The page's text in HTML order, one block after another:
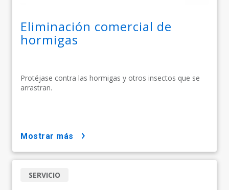
Eliminación comercial de
hormigas
Protéjase contra las hormigas y otros insectos que se
arrastran.
mostrar más
SERVICIO